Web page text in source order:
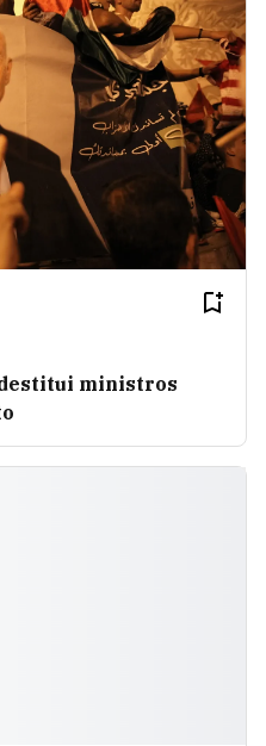
ministros